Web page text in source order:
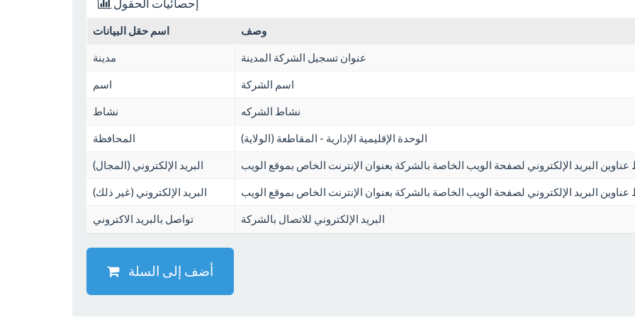
اسم حقل البيانات وصف
مدينة عنوان تسجيل الشركة المدينة
اسم اسم الشركة
نشاط نشاط الشركه
المحافظة الوحدة الإقليمية الإدارية - المقاطعة (الولاية)
البريد الإلكتروني (المجال) عناوين البريد الإلكتروني لصفحة الويب الخاصة بالشركة بعنوان الإنترنت الخاص بموقع الويب
البريد الإلكتروني (غير ذلك) عناوين البريد الإلكتروني لصفحة الويب الخاصة بالشركة بعنوان الإنترنت الخاص بموقع الويب
تواصل بالبريد الاكتروني البريد الإلكتروني للاتصال بالشركة
أضف إلى السلة